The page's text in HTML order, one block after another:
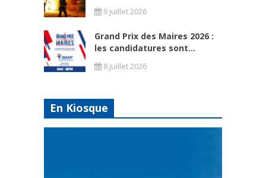
9 juillet 2026
Grand Prix des Maires 2026 :
les candidatures sont...
8 juillet 2026
En Kiosque